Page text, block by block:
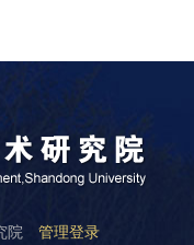
院 管理登录